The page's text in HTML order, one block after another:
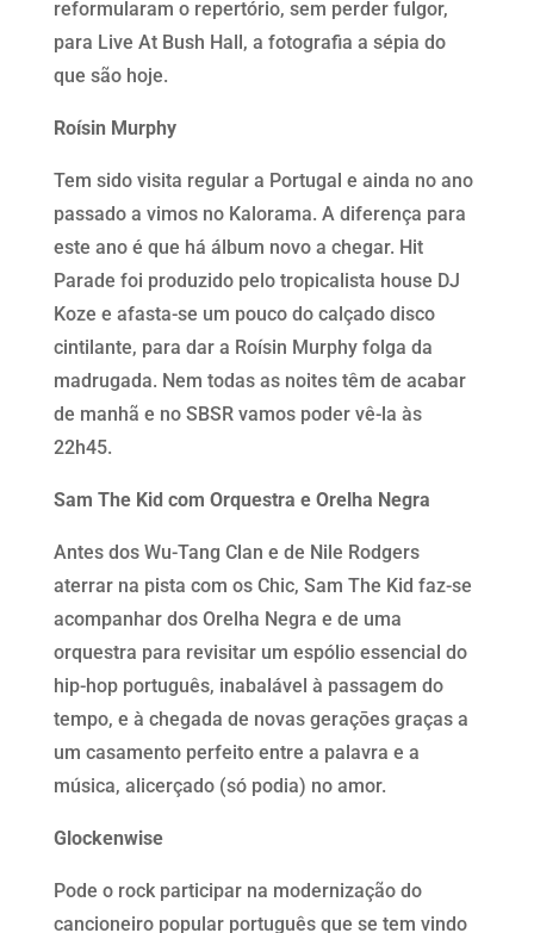
reformularam o repertório, sem perder fulgor,
para Live At Bush Hall, a fotografia a sépia do
que são hoje.
Roísin Murphy
Tem sido visita regular a Portugal e ainda no ano
passado a vimos no Kalorama. A diferença para
este ano é que há álbum novo a chegar. Hit
Parade foi produzido pelo tropicalista house DJ
Koze e afasta-se um pouco do calçado disco
cintilante, para dar a Roísin Murphy folga da
madrugada. Nem todas as noites têm de acabar
de manhã e no SBSR vamos poder vê-la às
22h45.
Sam The Kid com Orquestra e Orelha Negra
Antes dos Wu-Tang Clan e de Nile Rodgers
aterrar na pista com os Chic, Sam The Kid faz-se
acompanhar dos Orelha Negra e de uma
orquestra para revisitar um espólio essencial do
hip-hop português, inabalável à passagem do
tempo, e à chegada de novas geraçōes graças a
um casamento perfeito entre a palavra e a
música, alicerçado (só podia) no amor.
Glockenwise
Pode o rock participar na modernização do
cancioneiro popular português que se tem vindo